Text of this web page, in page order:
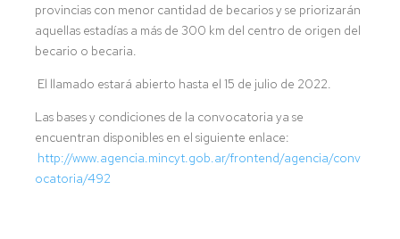
provincias con menor cantidad de becarios y se priorizarán
aquellas estadías a más de 300 km del centro de origen del
becario o becaria.
El llamado estará abierto hasta el 15 de julio de 2022.
Las bases y condiciones de la convocatoria ya se
encuentran disponibles en el siguiente enlace:
http://www.agencia.mincyt.gob.ar/frontend/agencia/conv
ocatoria/492